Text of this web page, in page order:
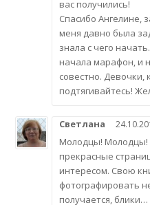
вас получились!
Спасибо Ангелине,
меня давно была
знала с чего
начала марафон, и
совестно. Девочки,
подтягивайтесь!
Светлана
Молодцы! Молодцы!
прекрасные
интересом. Свою
фотографировать
получается, блики…